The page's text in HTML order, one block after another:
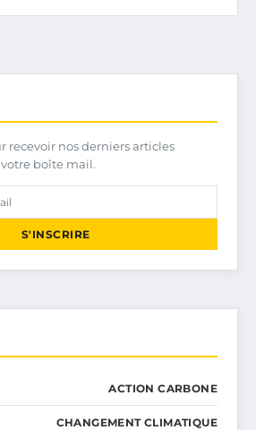
recevoir nos derniers articles
boîte mail.
S'INSCRIRE
ACTION CARBONE
CHANGEMENT CLIMATIQUE